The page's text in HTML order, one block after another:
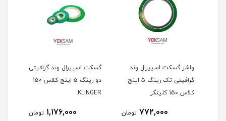
واشر گسکت اسپیرال وند
گرافیتی تک رینگ 5 اینچ
کلاس 150 کلینگر
772,000 تومان
گسکت اسپیرال وند گرافیتی
دو رینگ 5 اینچ کلاس 150
KLINGER
1,176,000 تومان